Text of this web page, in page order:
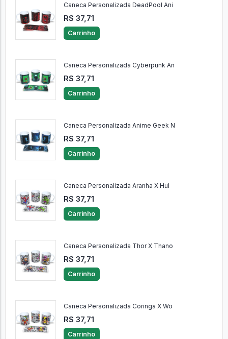
Caneca Personalizada DeadPool Ani
R$ 37,71
Carrinho
Caneca Personalizada Cyberpunk An
R$ 37,71
Carrinho
Caneca Personalizada Anime Geek N
R$ 37,71
Carrinho
Caneca Personalizada Aranha X Hul
R$ 37,71
Carrinho
Caneca Personalizada Thor X Thano
R$ 37,71
Carrinho
Caneca Personalizada Coringa X Wo
R$ 37,71
Carrinho